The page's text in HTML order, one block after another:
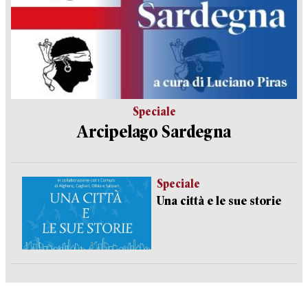
Speciale
Arcipelago Sardegna
Speciale
Una città e le sue storie